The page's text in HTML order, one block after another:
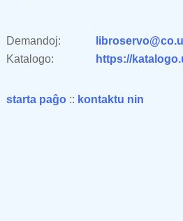
Demandoj:
Katalogo:
https://
starta paĝo :: kontaktu nin